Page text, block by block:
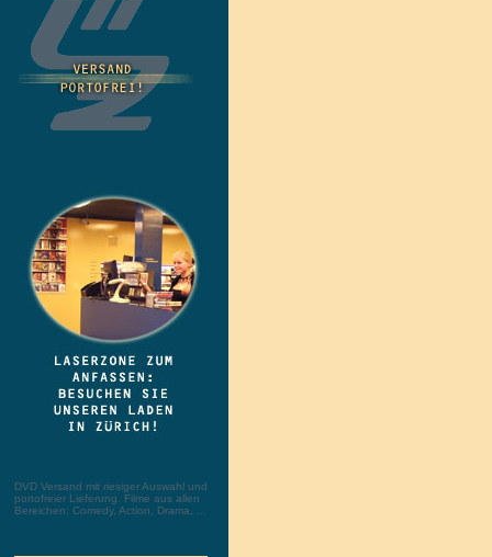
DVD Versand mit riesiger Auswahl und
portofreier Lieferung. Filme aus allen
Bereichen: Comedy, Action, Drama, ...